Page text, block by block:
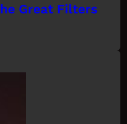
Great Filters